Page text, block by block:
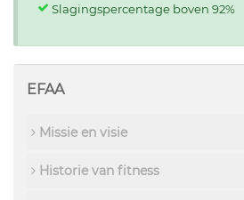
Slagingspercentage boven 92%
EFAA
Missie en visie
Historie van fitness